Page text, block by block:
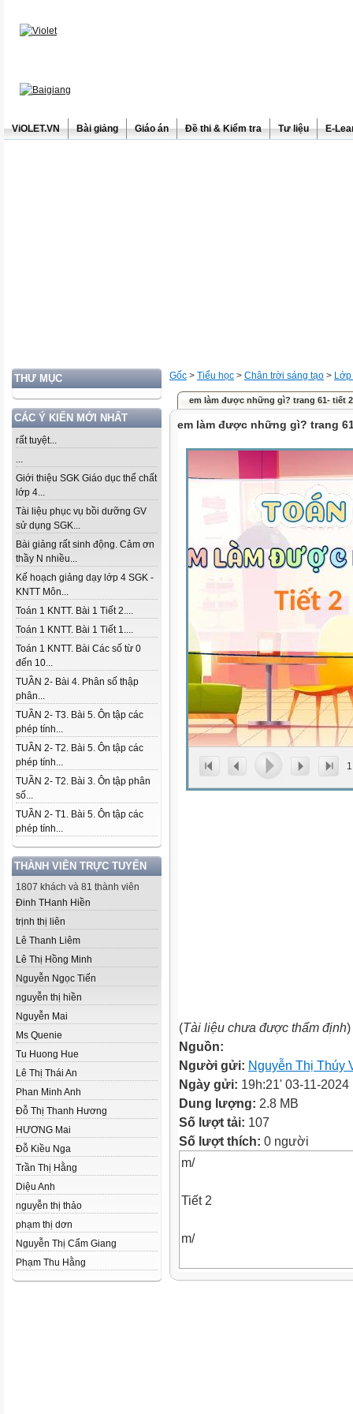
ViOLET.VN Bài giảng Giáo án Đề thi & Kiểm tra Tư liệu E-
THƯ MỤC
CÁC Ý KIẾN MỚI NHẤT
rất tuyệt...
...
Giới thiệu SGK Giáo dục thể chất
lớp 4...
Tài liệu phục vụ bồi dưỡng GV
sử dụng SGK...
Bài giảng rất sinh động. Cảm ơn
thầy N nhiều...
Kế hoạch giảng dạy lớp 4 SGK -
KNTT Môn...
Toán 1 KNTT. Bài 1 Tiết 2....
Toán 1 KNTT. Bài 1 Tiết 1....
Toán 1 KNTT. Bài Các số từ 0
đến 10...
TUẦN 2- Bài 4. Phân số thập
phân...
TUẦN 2- T3. Bài 5. Ôn tập các
phép tính...
TUẦN 2- T2. Bài 5. Ôn tập các
phép tính...
TUẦN 2- T2. Bài 3. Ôn tập phân
số...
TUẦN 2- T1. Bài 5. Ôn tập các
phép tính...
THÀNH VIÊN TRỰC TUYẾN
1807 khách và 81 thành viên
Đinh THanh Hiền
trịnh thị liên
Lê Thanh Liêm
Lê Thị Hồng Minh
Nguyễn Ngọc Tiến
nguyễn thị hiền
Nguyễn Mai
Ms Quenie
Tu Huong Hue
Lê Thị Thái An
Phan Minh Anh
Đỗ Thị Thanh Hương
HƯƠNG Mai
Đỗ Kiều Nga
Trần Thị Hằng
Diệu Anh
nguyễn thị thảo
phạm thị dơn
Nguyễn Thị Cẩm Giang
Phạm Thu Hằng
Gốc > Tiểu học > Chân trời sáng tạo >
em làm được những gì? trang 61- tiết 2
em làm được những gì? trang
1
(Tài liệu chưa được thẩm định)
Nguồn:
Người gửi: Nguyễn Thị Thúy
Ngày gửi: 19h:21' 03-11-2024
Dung lượng: 2.8 MB
Số lượt tải: 107
Số lượt thích: 0 người
m/
Tiết 2
m/